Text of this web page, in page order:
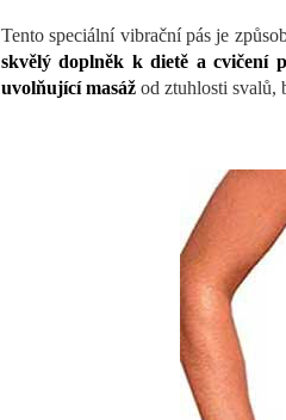
Tento speciální vibrační pás je
skvělý doplněk k dietě a cvičení
uvolňující masáž od ztuhlosti svalů,